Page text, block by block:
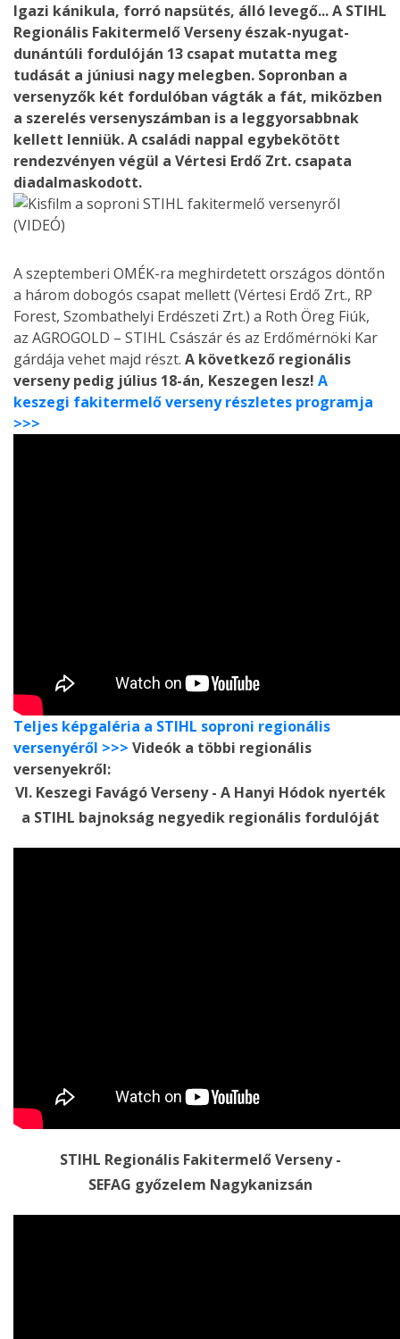
Igazi kánikula, forró napsütés, álló levegő... A STIHL
Regionális Fakitermelő Verseny észak-nyugat-
dunántúli fordulóján 13 csapat mutatta meg
tudását a júniusi nagy melegben. Sopronban a
versenyzők két fordulóban vágták a fát, miközben
a szerelés versenyszámban is a leggyorsabbnak
kellett lenniük. A családi nappal egybekötött
rendezvényen végül a Vértesi Erdő Zrt. csapata
diadalmaskodott.
A szeptemberi OMÉK-ra meghirdetett országos döntőn
a három dobogós csapat mellett (Vértesi Erdő Zrt., RP
Forest, Szombathelyi Erdészeti Zrt.) a Roth Öreg Fiúk,
az AGROGOLD – STIHL Császár és az Erdőmérnöki Kar
gárdája vehet majd részt. A következő regionális
verseny pedig július 18-án, Keszegen lesz! A
keszegi fakitermelő verseny részletes programja
>>>
Teljes képgaléria a STIHL soproni regionális
versenyéről >>> Videók a többi regionális
versenyekről:
VI. Keszegi Favágó Verseny - A Hanyi Hódok nyerték
a STIHL bajnokság negyedik regionális fordulóját
STIHL Regionális Fakitermelő Verseny -
SEFAG győzelem Nagykanizsán